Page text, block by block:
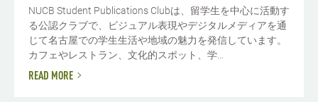
NUCB Student Publications Clubは、留学生を中心に活動す
る公認クラブで、ビジュアル表現やデジタルメディアを通
じて名古屋での学生生活や地域の魅力を発信しています。
カフェやレストラン、文化的スポット、学...
READ MORE